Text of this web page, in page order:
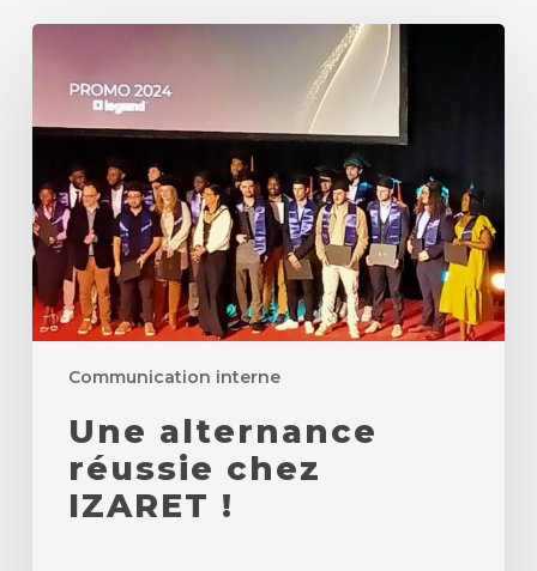
Communication interne
Une
réussie
IZARET
Une alternance
réussie chez
IZARET !